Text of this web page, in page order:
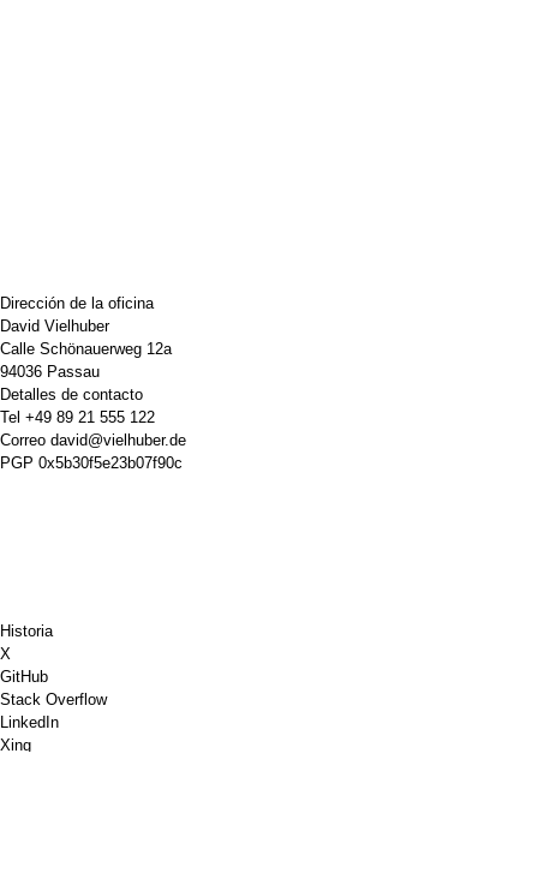
Dirección de la oficina
David Vielhuber
Calle Schönauerweg 12a
94036 Passau
Detalles de contacto
Tel +49 89 21 555 122
Correo david@vielhuber.de
PGP 0x5b30f5e23b07f90c
Historia
X
GitHub
Stack Overflow
LinkedIn
Xing